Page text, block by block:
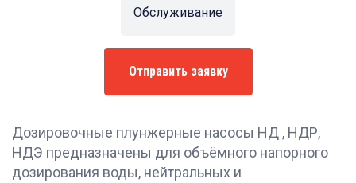
Обслуживание
Отправить заявку
Дозировочные плунжерные насосы НД , НДР,
НДЭ предназначены для объёмного напорного
дозирования воды, нейтральных и